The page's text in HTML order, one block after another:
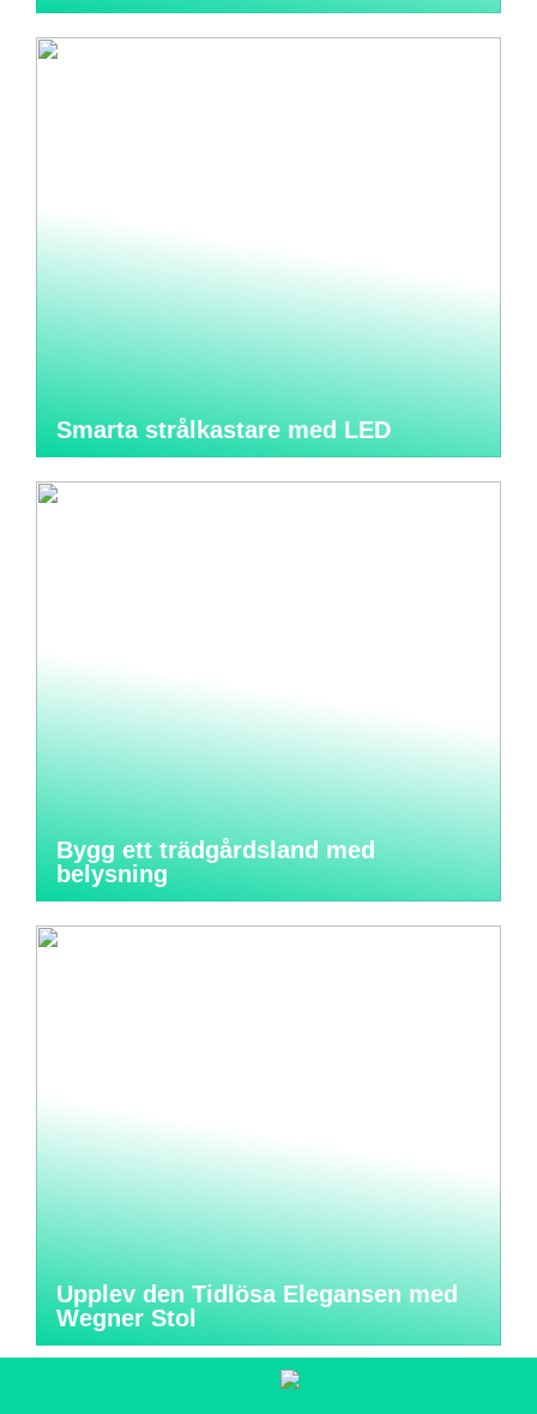
Smarta strålkastare med LED
Bygg ett trädgårdsland med
belysning
Upplev den Tidlösa Elegansen med
Wegner Stol